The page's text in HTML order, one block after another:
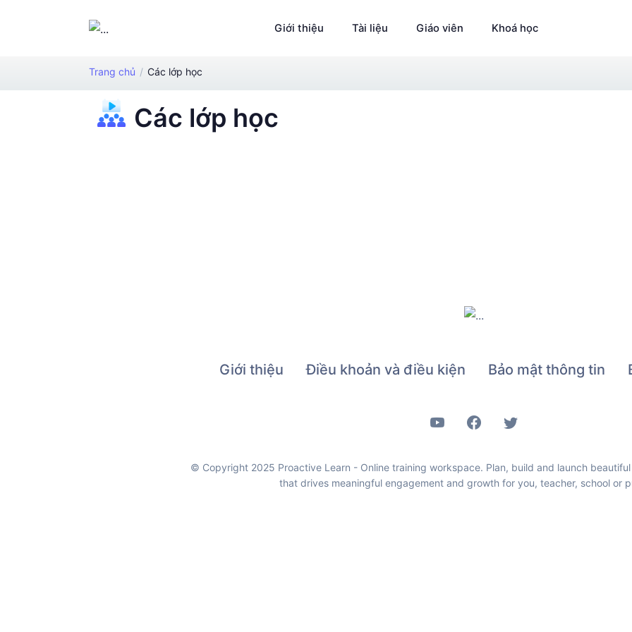
Giới thiệu Tài liệu Giáo viên Khoá học
Trang chủ Các lớp học
Các lớp học
Giới thiệu Điều khoản và điều kiện Bảo mật thông tin
© Copyright 2025 Proactive Learn - Online training workspace. Plan, build and launch
that drives meaningful engagement and growth for you, teacher, school or